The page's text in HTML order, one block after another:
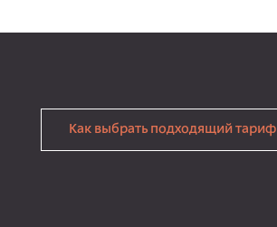
Как выбрать подходящий тариф